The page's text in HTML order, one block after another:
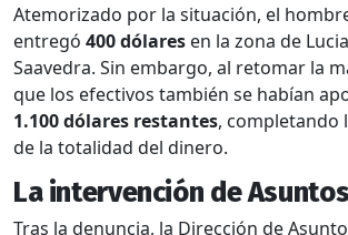
Atemorizado por la situación, el
entregó 400 dólares en la zona de
Saavedra. Sin embargo, al retomar la
que los efectivos también se habían
1.100 dólares restantes, completando
de la totalidad del dinero.
La intervención de
Tras la denuncia, la Dirección de